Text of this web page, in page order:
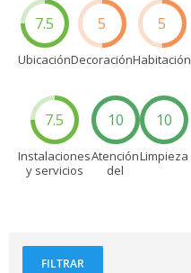
7.5
Ubicación
5
Decoración
5
Habitación
7.5
Instalaciones
y servicios
10
Atención
del
10
Limpieza
FILTRAR